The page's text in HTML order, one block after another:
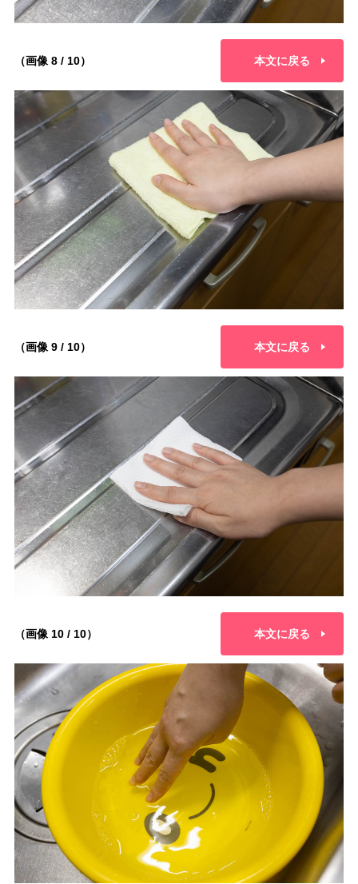
（画像 8 / 10） 本文に戻る
（画像 9 / 10） 本文に戻る
（画像 10 / 10） 本文に戻る